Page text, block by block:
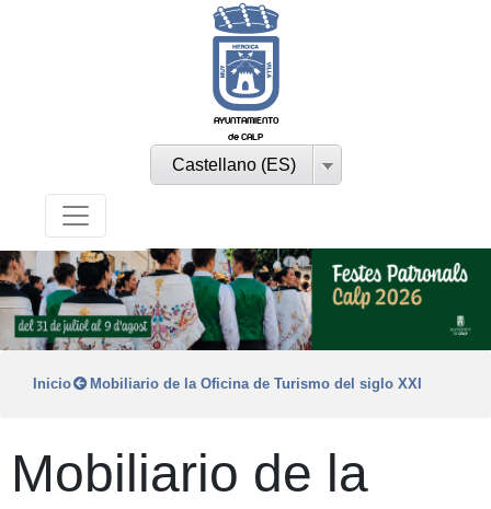
AYUNTAMIENTO
de CALP
Castellano (ES)
Inicio Mobiliario de la Oficina de Turismo del siglo XXI
Mobiliario de la